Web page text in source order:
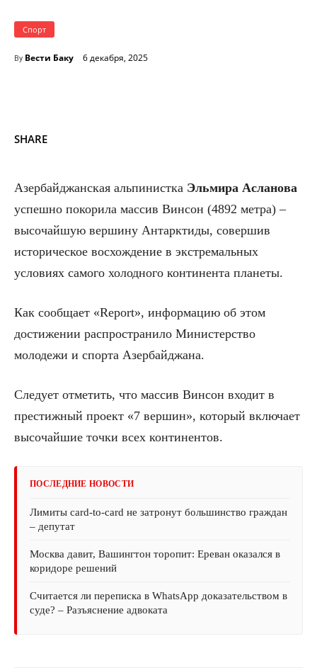
Спорт
By Вести Баку 6 декабря, 2025
SHARE
Азербайджанская альпинистка Эльмира Асланова
успешно покорила массив Винсон (4892 метра) –
высочайшую вершину Антарктиды, совершив
историческое восхождение в экстремальных
условиях самого холодного континента планеты.
Как сообщает «Report», информацию об этом
достижении распространило Министерство
молодежи и спорта Азербайджана.
Следует отметить, что массив Винсон входит в
престижный проект «7 вершин», который включает
высочайшие точки всех континентов.
ПОСЛЕДНИЕ НОВОСТИ
Лимиты card-to-card не затронут большинство граждан
– депутат
Москва давит, Вашингтон торопит: Ереван оказался в
коридоре решений
Считается ли переписка в WhatsApp доказательством в
суде? – Разъяснение адвоката